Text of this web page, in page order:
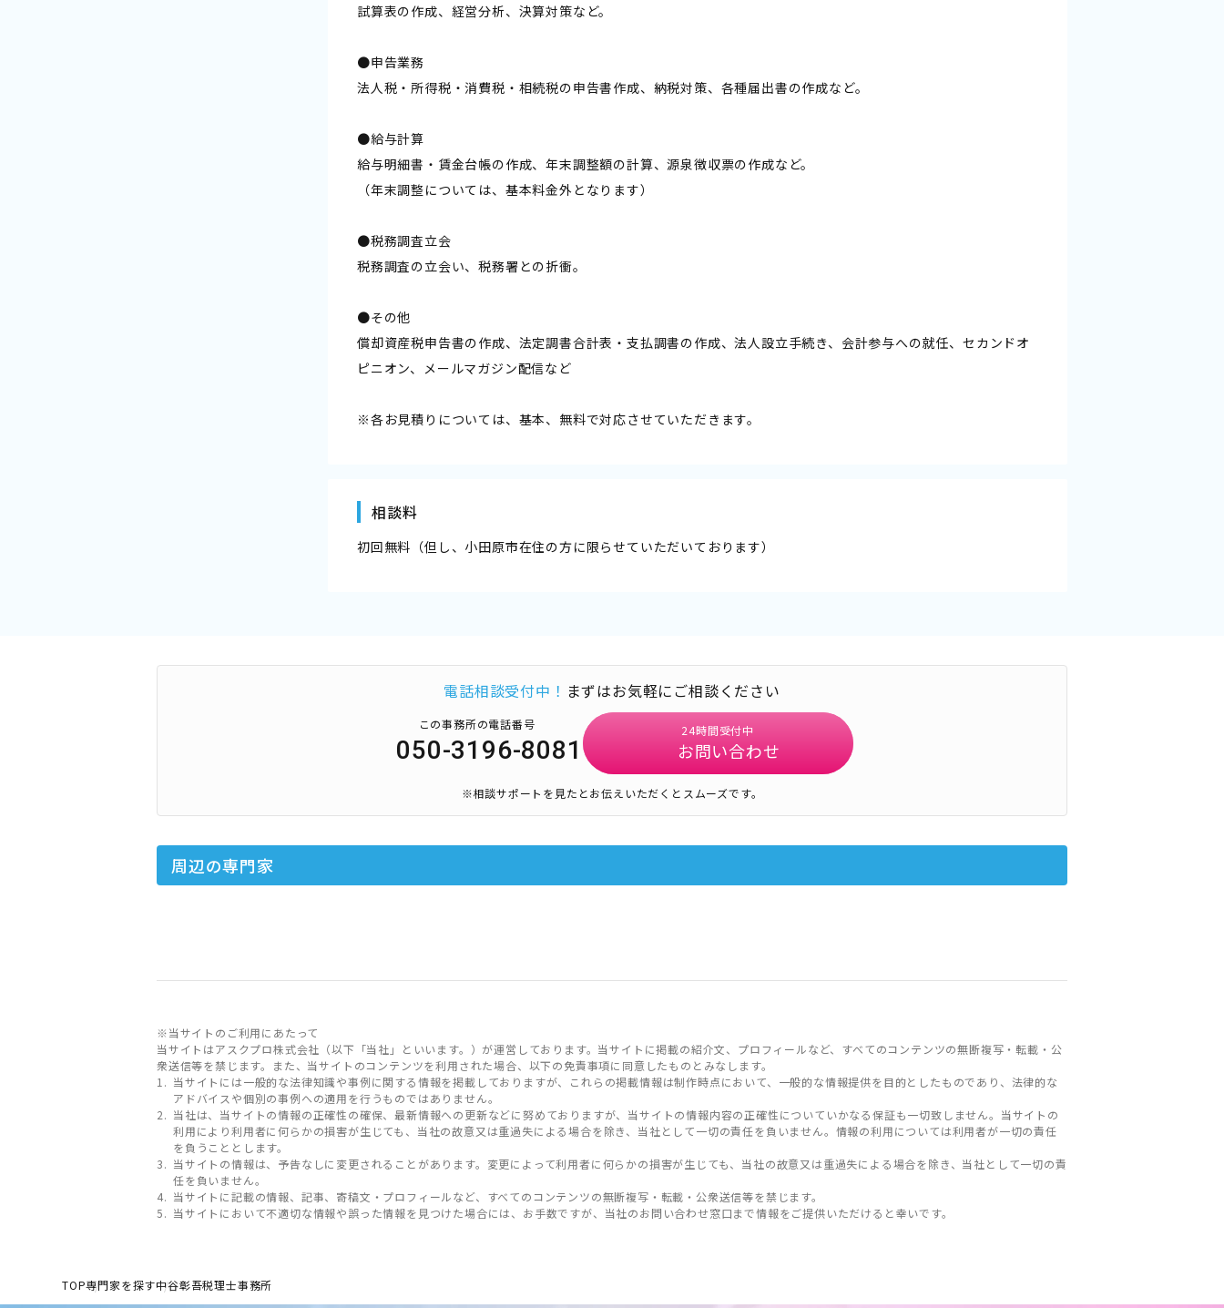
試算表の作成、経営分析、決算対策など。
●申告業務
法人税・所得税・消費税・相続税の申告書作成、納税対策、各種届出書の作成など。
●給与計算
給与明細書・賃金台帳の作成、年末調整額の計算、源泉徴収票の作成など。
（年末調整については、基本料金外となります）
●税務調査立会
税務調査の立会い、税務署との折衝。
●その他
償却資産税申告書の作成、法定調書合計表・支払調書の作成、法人設立手続き、会計参与への就任、セカンドオ
ピニオン、メールマガジン配信など
※各お見積りについては、基本、無料で対応させていただきます。
相談料
初回無料（但し、小田原市在住の方に限らせていただいております）
電話相談受付中！ まずはお気軽にご相談ください
この事務所の電話番号
050-3196-8081
24時間受付中
お問い合わせ
※相談サポートを見たとお伝えいただくとスムーズです。
周辺の専門家
※当サイトのご利用にあたって
当サイトはアスクプロ株式会社（以下「当社」といいます。）が運営しております。当サイトに掲載の紹介文、プロフィールなど、すべてのコンテンツの無断複写・転載・公
衆送信等を禁じます。また、当サイトのコンテンツを利用された場合、以下の免責事項に同意したものとみなします。
当サイトには一般的な法律知識や事例に関する情報を掲載しておりますが、これらの掲載情報は制作時点において、一般的な情報提供を目的としたものであり、法律的な
アドバイスや個別の事例への適用を行うものではありません。
当社は、当サイトの情報の正確性の確保、最新情報への更新などに努めておりますが、当サイトの情報内容の正確性についていかなる保証も一切致しません。当サイトの
利用により利用者に何らかの損害が生じても、当社の故意又は重過失による場合を除き、当社として一切の責任を負いません。情報の利用については利用者が一切の責任
を負うこととします。
当サイトの情報は、予告なしに変更されることがあります。変更によって利用者に何らかの損害が生じても、当社の故意又は重過失による場合を除き、当社として一切の責
任を負いません。
当サイトに記載の情報、記事、寄稿文・プロフィールなど、すべてのコンテンツの無断複写・転載・公衆送信等を禁じます。
当サイトにおいて不適切な情報や誤った情報を見つけた場合には、お手数ですが、当社のお問い合わせ窓口まで情報をご提供いただけると幸いです。
TOP専門家を探す中谷彰吾税理士事務所